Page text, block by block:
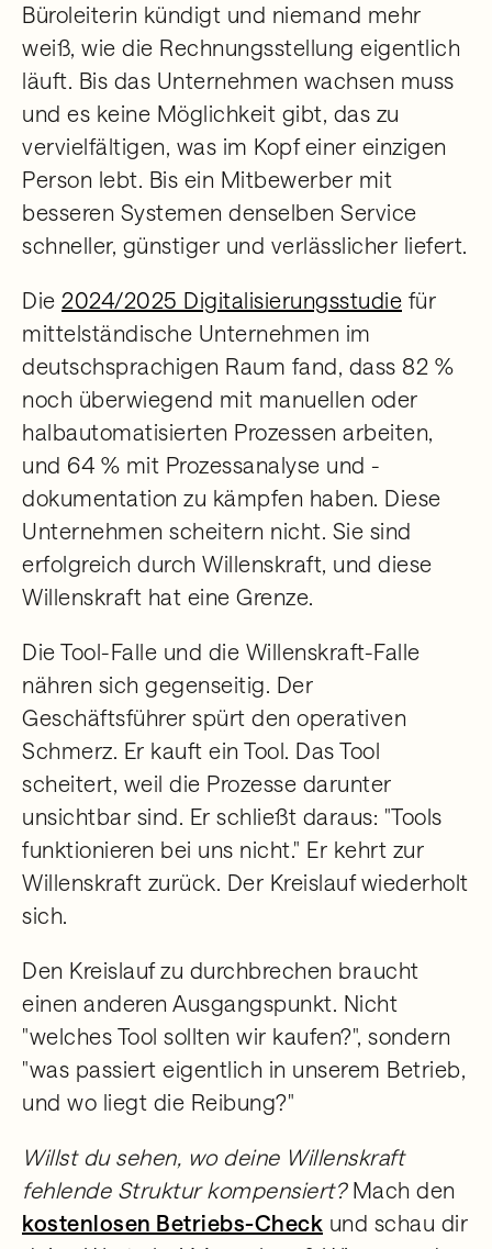
Büroleiterin kündigt und niemand mehr
weiß, wie die Rechnungsstellung eigentlich
läuft. Bis das Unternehmen wachsen muss
und es keine Möglichkeit gibt, das zu
vervielfältigen, was im Kopf einer einzigen
Person lebt. Bis ein Mitbewerber mit
besseren Systemen denselben Service
schneller, günstiger und verlässlicher liefert.
Die 2024/2025 Digitalisierungsstudie für
mittelständische Unternehmen im
deutschsprachigen Raum fand, dass 82 %
noch überwiegend mit manuellen oder
halbautomatisierten Prozessen arbeiten,
und 64 % mit Prozessanalyse und -
dokumentation zu kämpfen haben. Diese
Unternehmen scheitern nicht. Sie sind
erfolgreich durch Willenskraft, und diese
Willenskraft hat eine Grenze.
Die Tool-Falle und die Willenskraft-Falle
nähren sich gegenseitig. Der
Geschäftsführer spürt den operativen
Schmerz. Er kauft ein Tool. Das Tool
scheitert, weil die Prozesse darunter
unsichtbar sind. Er schließt daraus: "Tools
funktionieren bei uns nicht." Er kehrt zur
Willenskraft zurück. Der Kreislauf wiederholt
sich.
Den Kreislauf zu durchbrechen braucht
einen anderen Ausgangspunkt. Nicht
"welches Tool sollten wir kaufen?", sondern
"was passiert eigentlich in unserem Betrieb,
und wo liegt die Reibung?"
Willst du sehen, wo deine Willenskraft
fehlende Struktur kompensiert? Mach den
kostenlosen Betriebs-Check und schau dir